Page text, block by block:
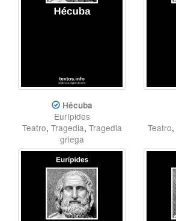
Hécuba
Eurípides
Teatro, Tragedia, Tragedia
griega
Teatro,